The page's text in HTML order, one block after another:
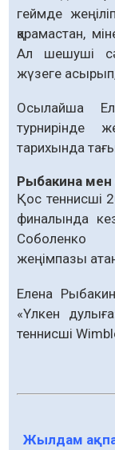
геймде
қарамастан,
Ал шешуші
жүзеге асырып,
Осылайша
турнирінде
тарихында тағы
Рыбакина мен
Қос теннисші
финалында
Соболенко
жеңімпазы
Елена
«Үлкен
теннисші
Жылдам